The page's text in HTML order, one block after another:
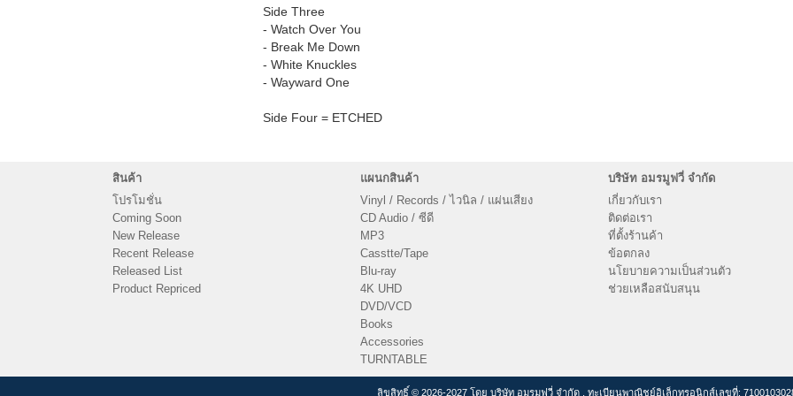
Side Three
- Watch Over You
- Break Me Down
- White Knuckles
- Wayward One
Side Four = ETCHED
สินค้า
โปรโมชั่น
Coming Soon
New Release
Recent Release
Released List
Product Repriced
แผนกสินค้า
Vinyl / Records / ไวนิล / แผ่นเสียง
CD Audio / ซีดี
MP3
Casstte/Tape
Blu-ray
4K UHD
DVD/VCD
Books
Accessories
TURNTABLE
บริษัท อมรมูฟวี่ จำกัด
เกี่ยวกับเรา
ติดต่อเรา
ที่ตั้งร้านค้า
ข้อตกลง
นโยบายความเป็นส่วนตัว
ช่วยเหลือสนับสนุน
ลิขสิทธิ์ © 2026-2027 โดย บริษัท อมรมูฟวี่ จำกัด , ทะเบียนพาณิชย์อิเล็กทรอนิกส์เลขที่: